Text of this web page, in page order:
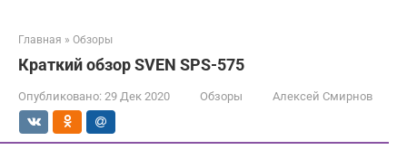
Главная » Обзоры
Краткий обзор SVEN SPS-575
Опубликовано: 29 Дек 2020 Обзоры Алексей Смирнов